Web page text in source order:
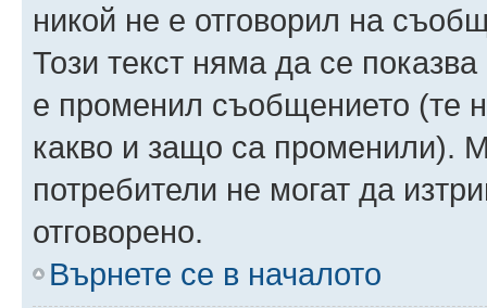
никой не е отговорил на
Този текст няма да се
е променил съобщението (те
какво и защо са променили).
потребители не могат да
отговорено.
Върнете се в началото